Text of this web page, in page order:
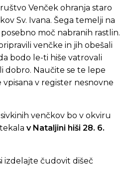
Venček ohranja staro
Sv. Ivana. Šega temelji na
moč nabranih rastlin.
venčke in jih obešali
bodo le-ti hiše vatrovali
dobro. Naučite se te lepe
vpisana v register nesnovne
venčkov bo v okviru
v Nataljini hiši 28. 6.
izdelajte čudovit dišeč